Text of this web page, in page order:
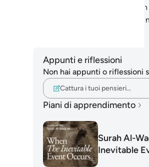
ricondurrete [nel
Fornace», uno dei nomi
Appunti e riflessioni
Non hai appunti o riflessioni
Cattura i tuoi pensieri…
Piani di apprendimento
Surah Al-
Inevitable